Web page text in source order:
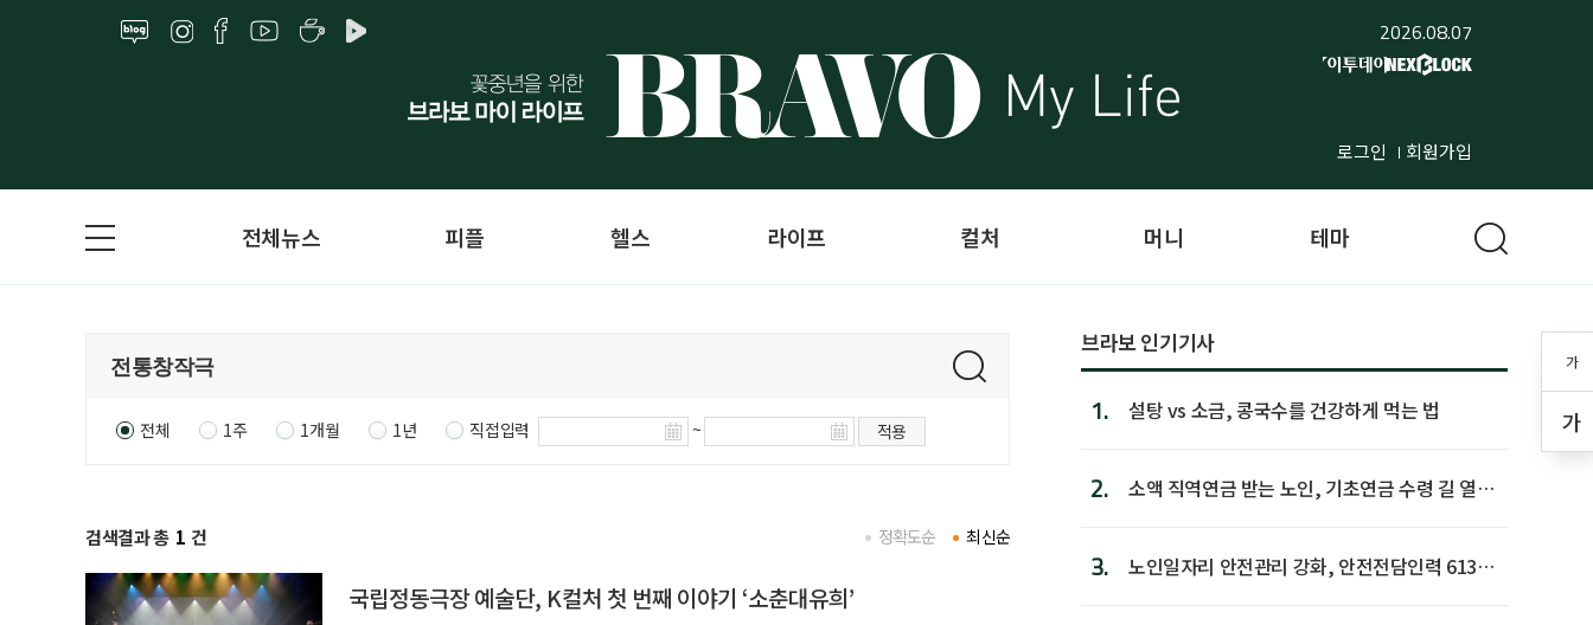
2026.08.07
로그인 회원가입
가
가
전체뉴스 피플 헬스 라이프 컬처 머니 테마
전체 1주 1개월 1년 직접입력 ~ 적용
검색결과 총 1 건 최신순
정확도순
국립정동극장 예술단, K컬처 첫 번째 이야기 ‘소춘대유희’
브라보 인기기사
1. 설탕 vs 소금, 콩국수를 건강하게 먹는 법
2.
소액 직역연금 받는 노인, 기초연금 수령 길 열린
3.
노인일자리 안전관리 강화, 안전전담인력 613명